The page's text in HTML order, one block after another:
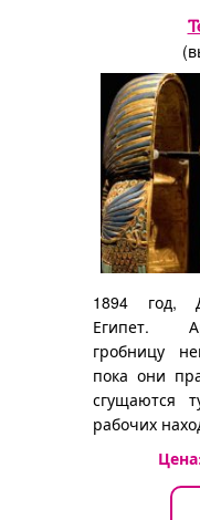
1894 год,
Египет.
гробницу
пока они
сгущаются
рабочих